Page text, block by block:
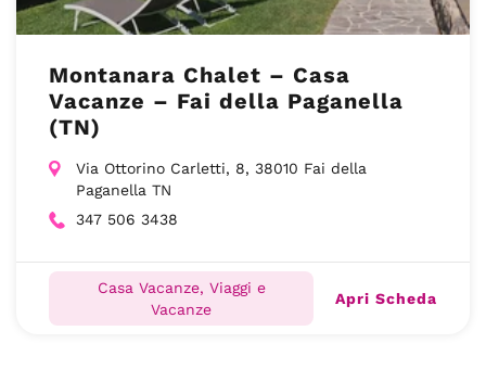
Montanara Chalet – Casa
Vacanze – Fai della Paganella
(TN)
Via Ottorino Carletti, 8, 38010 Fai della
Paganella TN
347 506 3438
Casa Vacanze, Viaggi e
Vacanze
Apri Scheda